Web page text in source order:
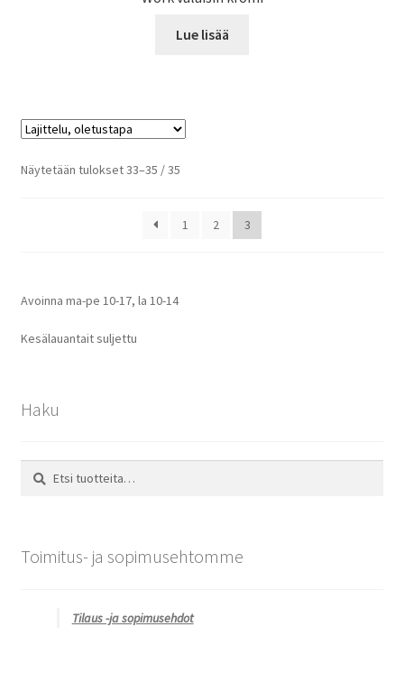
Lue lisää
Näytetään tulokset 33–35 / 35
1 2 3
Avoinna ma-pe 10-17, la 10-14
Kesälauantait suljettu
Haku
Etsi:
Haku
Toimitus- ja sopimusehtomme
Tilaus -ja sopimusehdot